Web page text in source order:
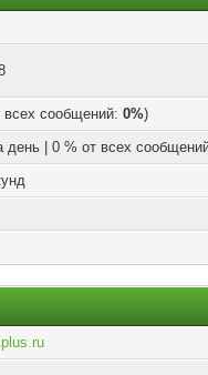
всех сообщений: 0%)
день | 0 % от всех